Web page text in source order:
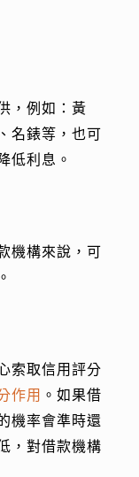
，例如：黃
名錶等，也可
低利息。
機構來說，可
索取信用評分
作用 。如果借
機率會準時還
，對借款機構